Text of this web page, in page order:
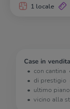
1 locale
Case in
con cantina
di prestigio
ultimo piano
vicino alla